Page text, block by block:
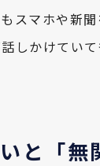
スマホや新
しかけてい
と「無